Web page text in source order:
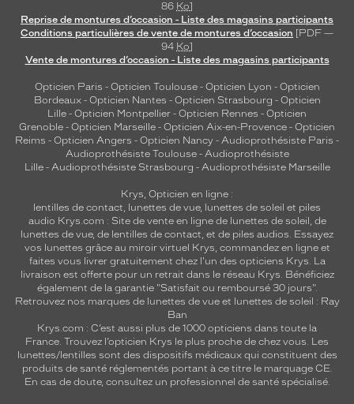
86 Ko]
Reprise de montures d’occasion - Liste des magasins participants
Conditions particulières de vente de montures d’occasion [PDF —
94 Ko]
Vente de montures d’occasion - Liste des magasins participants
Opticien Paris - Opticien Toulouse- Opticien Lyon - Opticien
Bordeaux- Opticien Nantes - Opticien Strasbourg - Opticien
Lille - Opticien Montpellier - Opticien Rennes - Opticien
Grenoble - Opticien Marseille - Opticien Aix-en-Provence - Opticien
Reims - Opticien Angers - Opticien Nancy - Audioprothésiste Paris -
Audioprothésiste Toulouse- Audioprothésiste
Lille- Audioprothésiste Strasbourg - Audioprothésiste Marseille
Krys, Opticien en ligne :
lentilles de contact, lunettes de vue, lunettes de soleil et piles
audio Krys.com : Site de vente en ligne de lunettes de soleil, de
lunettes de vue, de lentilles de contact, et de piles audios. Essayez
vos lunettes grâce au miroir virtuel Krys, commandez en ligne et
faites vous livrer gratuitement chez l'un des opticiens Krys. La
livraison est offerte pour un retrait dans le réseau Krys. Bénéficiez
également de la garantie "Satisfait ou remboursé 30 jours".
Retrouvez nos marques de lunettes de vue et lunettes de soleil : Ray
Ban
Krys.com : C’est aussi plus de 1000 opticiens dans toute la
France. Trouvez l’opticien Krys le plus proche de chez vous. Les
lunettes/lentilles sont des dispositifs médicaux qui constituent des
produits de santé réglementés portant à ce titre le marquage CE.
En cas de doute, consultez un professionnel de santé spécialisé.